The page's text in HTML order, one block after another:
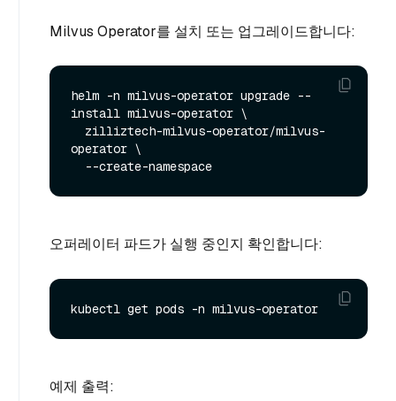
Milvus Operator를 설치 또는 업그레이드합니다:
helm -n milvus-operator upgrade --
install milvus-operator \
operator \
오퍼레이터 파드가 실행 중인지 확인합니다:
예제 출력: